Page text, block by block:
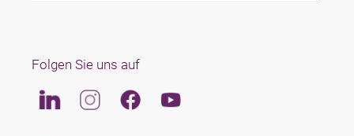
Folgen Sie uns auf
LinkedinInstagramFacebookYoutube